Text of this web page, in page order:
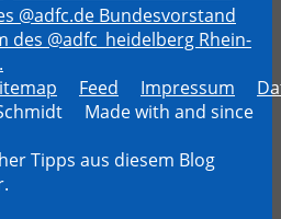
Feed Impressum
Made with and since
Tipps aus diesem Blog